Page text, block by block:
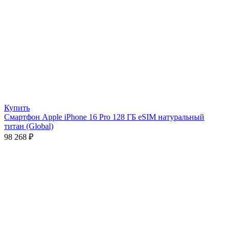
Купить
Смартфон Apple iPhone 16 Pro 128 ГБ eSIM натуральный
титан (Global)
98 268 ₽